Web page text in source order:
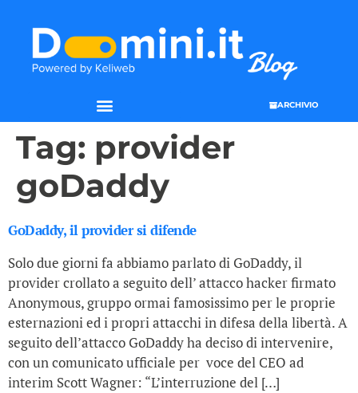
ARCHIVIO
Tag: provider
goDaddy
GoDaddy, il provider si difende
Solo due giorni fa abbiamo parlato di GoDaddy, il
provider crollato a seguito dell’ attacco hacker firmato
Anonymous, gruppo ormai famosissimo per le proprie
esternazioni ed i propri attacchi in difesa della libertà. A
seguito dell’attacco GoDaddy ha deciso di intervenire,
con un comunicato ufficiale per voce del CEO ad
interim Scott Wagner: “L’interruzione del […]